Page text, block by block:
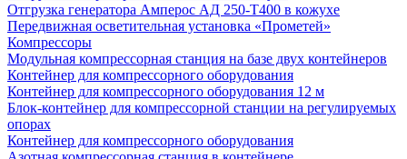
Отгрузка генератора Амперос АД 250-Т400 в кожухе
Передвижная осветительная установка «Прометей»
Компрессоры
Модульная компрессорная станция на базе двух контейнеров
Контейнер для компрессорного оборудования
Контейнер для компрессорного оборудования 12 м
Блок-контейнер для компрессорной станции на регулируемых
опорах
Контейнер для компрессорного оборудования